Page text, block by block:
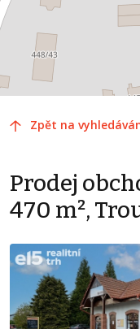
Zpět na
Prodej
470 m²,